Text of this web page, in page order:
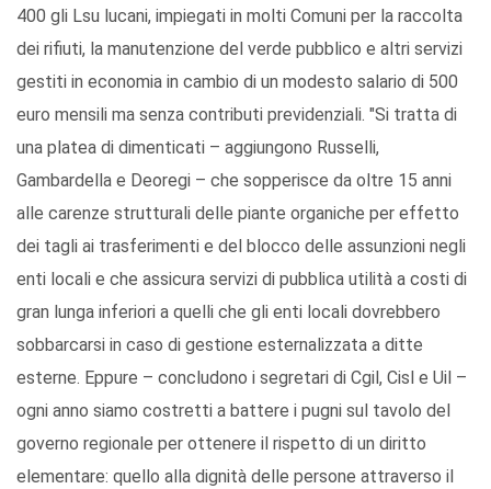
400 gli Lsu lucani, impiegati in molti Comuni per la raccolta
dei rifiuti, la manutenzione del verde pubblico e altri servizi
gestiti in economia in cambio di un modesto salario di 500
euro mensili ma senza contributi previdenziali. "Si tratta di
una platea di dimenticati – aggiungono Russelli,
Gambardella e Deoregi – che sopperisce da oltre 15 anni
alle carenze strutturali delle piante organiche per effetto
dei tagli ai trasferimenti e del blocco delle assunzioni negli
enti locali e che assicura servizi di pubblica utilità a costi di
gran lunga inferiori a quelli che gli enti locali dovrebbero
sobbarcarsi in caso di gestione esternalizzata a ditte
esterne. Eppure – concludono i segretari di Cgil, Cisl e Uil –
ogni anno siamo costretti a battere i pugni sul tavolo del
governo regionale per ottenere il rispetto di un diritto
elementare: quello alla dignità delle persone attraverso il